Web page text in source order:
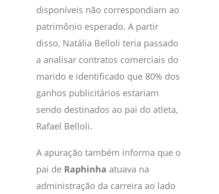
disponíveis não correspondiam ao
patrimônio esperado. A partir
disso, Natália Belloli teria passado
a analisar contratos comerciais do
marido e identificado que 80% dos
ganhos publicitários estariam
sendo destinados ao pai do atleta,
Rafael Belloli.
A apuração também informa que o
pai de Raphinha atuava na
administração da carreira ao lado